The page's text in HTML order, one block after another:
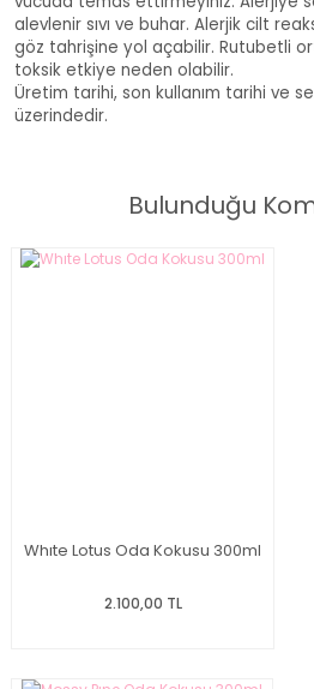
alevlenir sıvı ve buhar. Alerjik cilt
göz tahrişine yol açabilir. Rutubetli
toksik etkiye neden olabilir.
Üretim tarihi, son kullanım tarihi ve
üzerindedir.
Bulunduğu
Whıte Lotus Oda Kokusu 300ml
2.100,00 TL